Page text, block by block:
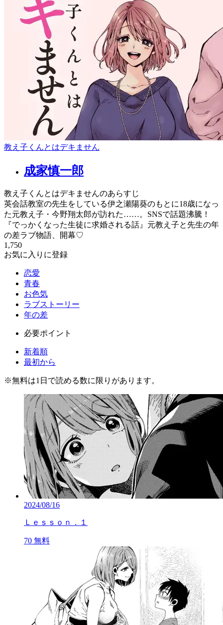
教え子くんとはデキません
成家慎一郎
教え子くんとはデキませんのあらすじ
英会話教室の先生をしている伊之瀬陽葵のもとに18歳になっ
た元教え子・今野翔太郎が訪れた……。SNSで話題沸騰！
『でっかくなった生徒に求婚される話』元教え子と先生の年
の差ラブ物語、開幕♡
1,750
お気に入りに登録
恋愛
青春
お色気
ラブストーリー
年の差
必要ポイント
新着順
最初から
※無料は1日で読める数に限りがあります。
2024/08/16
Ｌｅｓｓｏｎ．１
70 無料